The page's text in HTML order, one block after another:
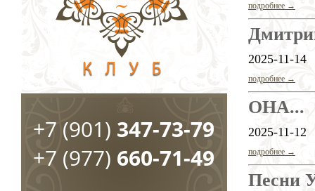
подробнее →
2025-11-14
подробнее →
ОНА...
2025-11-12
подробнее →
Песни
+7 (901) 347-73-79
+7 (977) 660-71-49